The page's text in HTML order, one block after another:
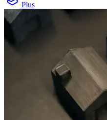
Plus